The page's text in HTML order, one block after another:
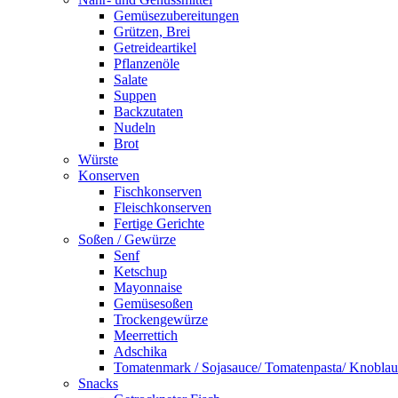
Gemüsezubereitungen
Grützen, Brei
Getreideartikel
Pflanzenöle
Salate
Suppen
Backzutaten
Nudeln
Brot
Würste
Konserven
Fischkonserven
Fleischkonserven
Fertige Gerichte
Soßen / Gewürze
Senf
Ketschup
Mayonnaise
Gemüsesoßen
Trockengewürze
Meerrettich
Adschika
Tomatenmark / Sojasauce/ Tomatenpasta/
Snacks